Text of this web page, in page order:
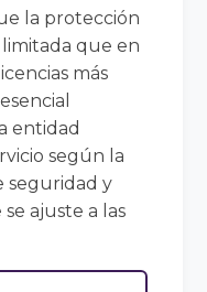
la protección
que en
más
entidad
según la
seguridad y
ajuste a las